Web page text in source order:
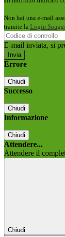
Non hai una e-mail
tramite la Login
E-mail inviata, si
Errore
Chiudi
Successo
Chiudi
Informazione
Chiudi
Attendere...
Attendere il
Chiudi